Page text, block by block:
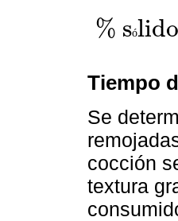
% sólido
% só idos en cal
Tiempo
Se
cocción
textura